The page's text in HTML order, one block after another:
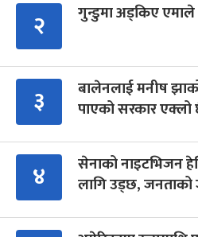
२ गुन्डुमा अड्किए एमाले
३
बालेनलाई मनीष
पाएको सरकार
४
सेनाको नाइटभिजन
लागि उड्छ, जनताको